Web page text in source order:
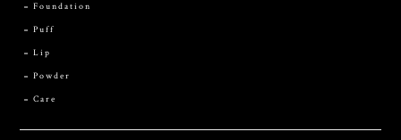
Foundation
Puff
Lip
Powder
Care